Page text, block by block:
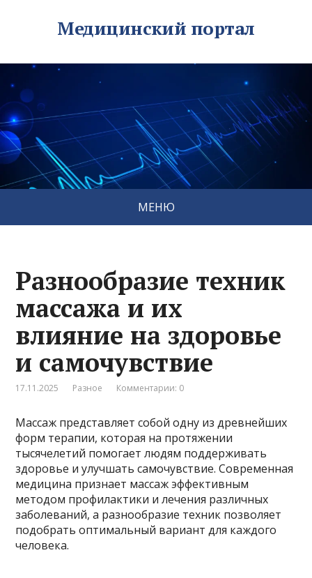
Медицинский портал
МЕНЮ
Разнообразие техник
массажа и их
влияние на здоровье
и самочувствие
17.11.2025 Разное Комментарии: 0
Массаж представляет собой одну из древнейших
форм терапии, которая на протяжении
тысячелетий помогает людям поддерживать
здоровье и улучшать самочувствие. Современная
медицина признает массаж эффективным
методом профилактики и лечения различных
заболеваний, а разнообразие техник позволяет
подобрать оптимальный вариант для каждого
человека.